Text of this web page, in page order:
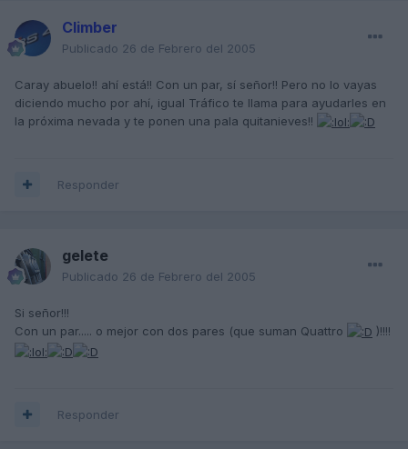
Climber
Publicado 26 de Febrero del 2005
Caray abuelo!! ahí está!! Con un par, sí señor!! Pero no lo vayas
diciendo mucho por ahí, igual Tráfico te llama para ayudarles en
la próxima nevada y te ponen una pala quitanieves!!
Responder
gelete
Publicado 26 de Febrero del 2005
Si señor!!!
Con un par..... o mejor con dos pares (que suman Quattro
)!!!!
Responder